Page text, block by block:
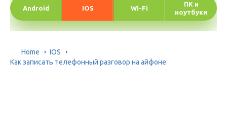
Android IOS Wi-Fi
ПК и
ноутбуки
Home
IOS
Как записать телефонный разговор на айфоне